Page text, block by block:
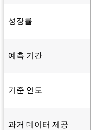
성장률
예측 기간
기준 연도
과거 데이터 제공